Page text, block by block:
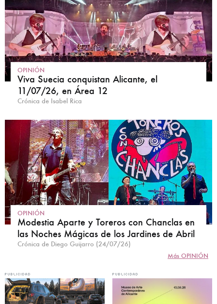
OPINIÓN
Viva Suecia conquistan Alicante, el
11/07/26, en Área 12
Crónica de Isabel Rica
OPINIÓN
Modestia Aparte y Toreros con Chanclas en
las Noches Mágicas de los Jardines de Abril
Crónica de Diego Guijarro (24/07/26)
Más OPINIÓN